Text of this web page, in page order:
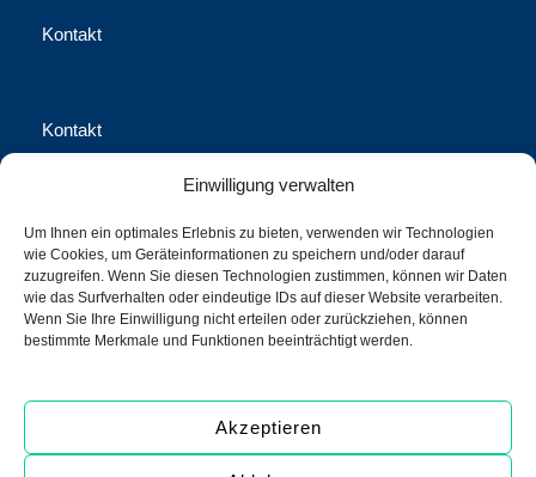
Einwilligung verwalten
Um Ihnen ein optimales Erlebnis zu bieten, verwenden wir Technologien
wie Cookies, um Geräteinformationen zu speichern und/oder darauf
zuzugreifen. Wenn Sie diesen Technologien zustimmen, können wir Daten
wie das Surfverhalten oder eindeutige IDs auf dieser Website verarbeiten.
Wenn Sie Ihre Einwilligung nicht erteilen oder zurückziehen, können
bestimmte Merkmale und Funktionen beeinträchtigt werden.
Akzeptieren
Kontakt
Kontakt
Waschhausgasse 2, 1020 Wien
office@call-us-assistance.com​
+43 (1) 316 70-0
+43 (1) 316 70-100 Fax